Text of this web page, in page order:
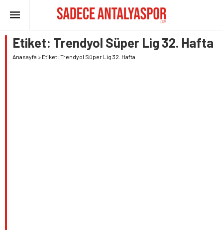
Etiket: Trendyol Süper Lig 32. Hafta
Anasayfa » Etiket: Trendyol Süper Lig 32. Hafta